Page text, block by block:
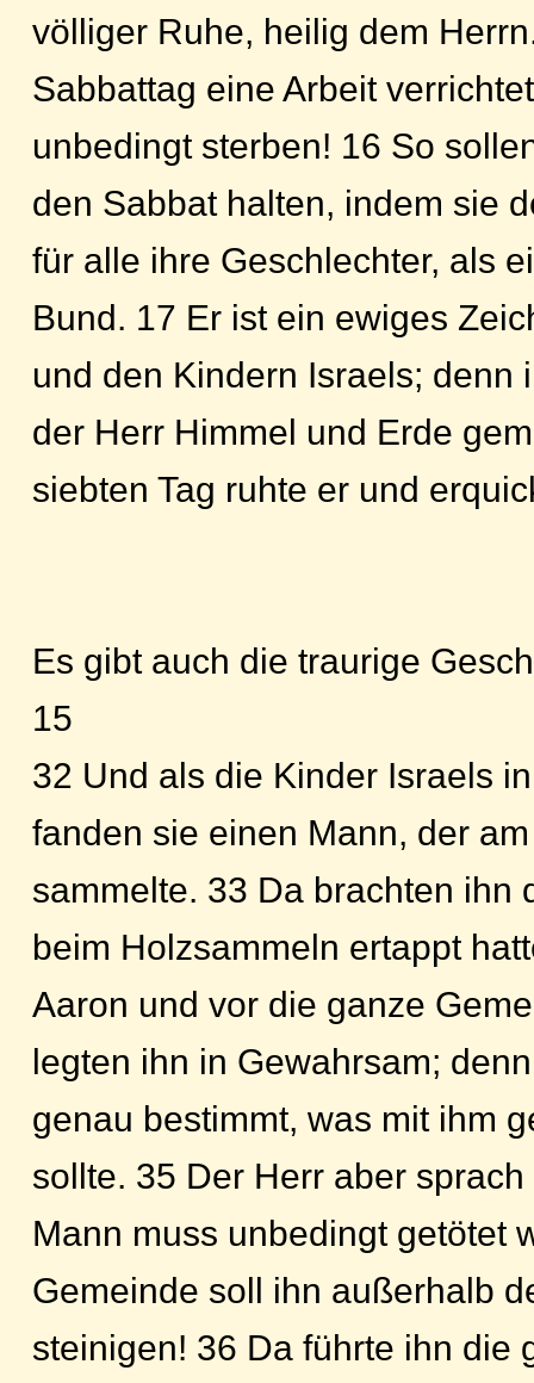
völliger Ruhe, heilig dem
Sabbattag eine Arbeit
unbedingt sterben! 16 So
den Sabbat halten, indem sie
für alle ihre Geschlechter, als
Bund. 17 Er ist ein ewiges
und den Kindern Israels; denn
der Herr Himmel und Erde
siebten Tag ruhte er und
Es gibt auch die traurige
15
32 Und als die Kinder Israels
fanden sie einen Mann, der
sammelte. 33 Da brachten ihn
beim Holzsammeln ertappt
Aaron und vor die ganze
legten ihn in Gewahrsam;
genau bestimmt, was mit ihm
sollte. 35 Der Herr aber
Mann muss unbedingt getötet
Gemeinde soll ihn außerhalb
steinigen! 36 Da führte ihn die